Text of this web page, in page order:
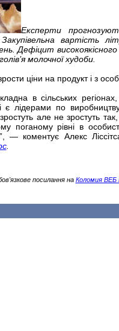
Експерти
вартість
Дефіцит високоякісного
молочної худоби.
ціни на продукт і з
в сільських
є лідерами по
але не зростуть
поганому рівні в
— коментує Алекс
.
посилання на Коломия ВЕБ